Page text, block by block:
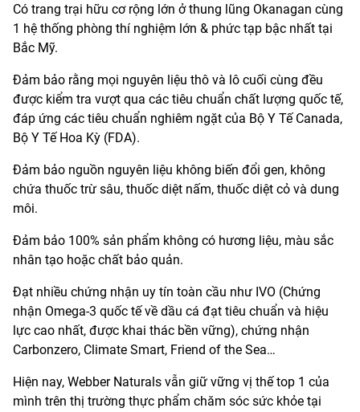
Có trang trại hữu cơ rộng lớn ở thung lũng Okanagan cùng
1 hệ thống phòng thí nghiệm lớn & phức tạp bậc nhất tại
Bắc Mỹ.
Đảm bảo rằng mọi nguyên liệu thô và lô cuối cùng đều
được kiểm tra vượt qua các tiêu chuẩn chất lượng quốc tế,
đáp ứng các tiêu chuẩn nghiêm ngặt của Bộ Y Tế Canada,
Bộ Y Tế Hoa Kỳ (FDA).
Đảm bảo nguồn nguyên liệu không biến đổi gen, không
chứa thuốc trừ sâu, thuốc diệt nấm, thuốc diệt cỏ và dung
môi.
Đảm bảo 100% sản phẩm không có hương liệu, màu sắc
nhân tạo hoặc chất bảo quản.
Đạt nhiều chứng nhận uy tín toàn cầu như IVO (Chứng
nhận Omega-3 quốc tế về dầu cá đạt tiêu chuẩn và hiệu
lực cao nhất, được khai thác bền vững), chứng nhận
Carbonzero, Climate Smart, Friend of the Sea…
Hiện nay, Webber Naturals vẫn giữ vững vị thế top 1 của
mình trên thị trường thực phẩm chăm sóc sức khỏe tại